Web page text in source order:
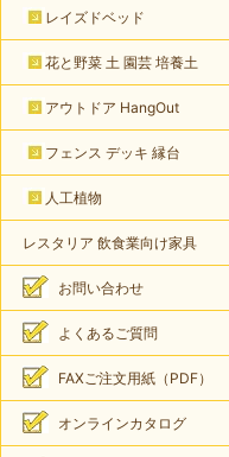
レイズドベッド
花と野菜 土 園芸 培養土
アウトドア HangOut
フェンス デッキ 縁台
人工植物
レスタリア 飲食業向け家具
お問い合わせ
よくあるご質問
FAXご注文用紙（PDF）
オンラインカタログ